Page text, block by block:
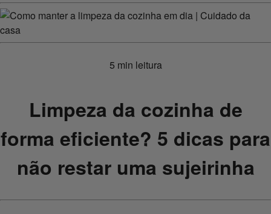
5 min leitura
Limpeza da cozinha de
forma eficiente? 5 dicas para
não restar uma sujeirinha